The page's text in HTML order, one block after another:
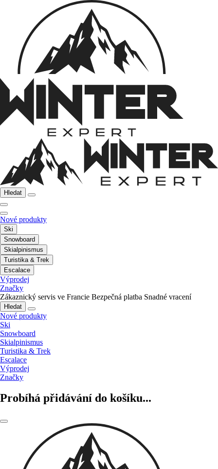
Hledat
Nové produkty
Ski
Snowboard
Skialpinismus
Turistika & Trek
Escalace
Výprodej
Značky
Zákaznický servis ve Francie Bezpečná platba Snadné vracení
Hledat
Nové produkty
Ski
Snowboard
Skialpinismus
Turistika & Trek
Escalace
Výprodej
Značky
Probíhá přidávání do košíku...